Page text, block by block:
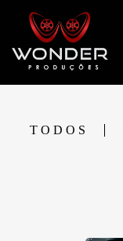
TODOS